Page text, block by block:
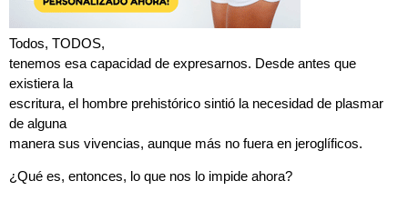
Todos, TODOS,
tenemos esa capacidad de expresarnos. Desde antes que
existiera la
escritura, el hombre prehistórico sintió la necesidad de plasmar
de alguna
manera sus vivencias, aunque más no fuera en jeroglíficos.
¿Qué es, entonces, lo que nos lo impide ahora?